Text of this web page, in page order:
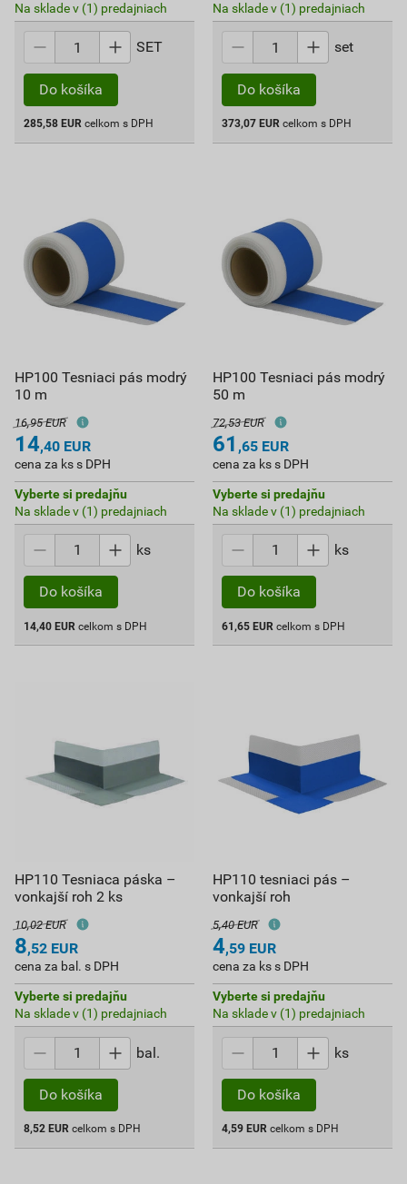
Na sklade v (1) predajniach
SET
Do košíka
285,58 EUR celkom s DPH
Na sklade v (1) predajniach
set
Do košíka
373,07 EUR celkom s DPH
HP100 Tesniaci pás modrý
10 m
16,95 EUR
14,40 EUR
cena za ks s DPH
Vyberte si predajňu
Na sklade v (1) predajniach
ks
Do košíka
14,40 EUR celkom s DPH
HP100 Tesniaci pás modrý
50 m
72,53 EUR
61 ,65 EUR
cena za ks s DPH
Vyberte si predajňu
Na sklade v (1) predajniach
ks
Do košíka
61,65 EUR celkom s DPH
HP110 Tesniaca páska –
vonkajší roh 2 ks
10,02 EUR
8,52 EUR
cena za bal. s DPH
Vyberte si predajňu
Na sklade v (1) predajniach
bal.
Do košíka
8,52 EUR celkom s DPH
HP110 tesniaci pás –
vonkajší roh
5,40 EUR
4,59 EUR
cena za ks s DPH
Vyberte si predajňu
Na sklade v (1) predajniach
ks
Do košíka
4,59 EUR celkom s DPH